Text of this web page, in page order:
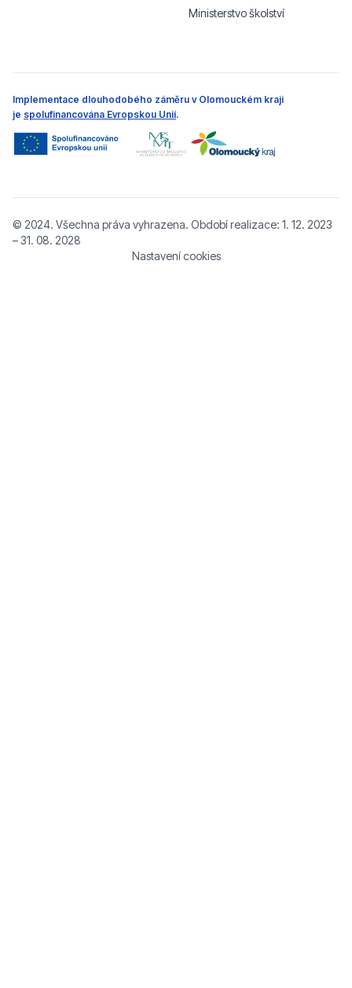
Ministerstvo školství
Implementace dlouhodobého záměru v Olomouckém kraji
je spolufinancována Evropskou Unií.
© 2024. Všechna práva vyhrazena. Období realizace: 1. 12. 2023
– 31. 08. 2028
Nastavení cookies